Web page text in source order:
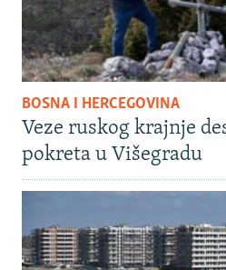
BOSNA I HERCEGOVINA
Veze ruskog krajnje
pokreta u Višegradu